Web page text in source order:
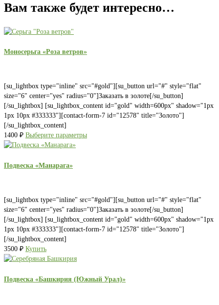
Вам также будет интересно…
Моносерьга «Роза ветров»
[su_lightbox type="inline" src="#gold"][su_button url="#" style="flat"
size="6" center="yes" radius="0"]Заказать в золоте[/su_button]
[/su_lightbox] [su_lightbox_content id="gold" width=600px" shadow="1px
1px 10px #333333"][contact-form-7 id="12578" title="Золото"]
[/su_lightbox_content]
1400 ₽ Выберите параметры
Подвеска «Манарага»
[su_lightbox type="inline" src="#gold"][su_button url="#" style="flat"
size="6" center="yes" radius="0"]Заказать в золоте[/su_button]
[/su_lightbox] [su_lightbox_content id="gold" width=600px" shadow="1px
1px 10px #333333"][contact-form-7 id="12578" title="Золото"]
[/su_lightbox_content]
3500 ₽ Купить
Подвеска «Башкирия (Южный Урал)»